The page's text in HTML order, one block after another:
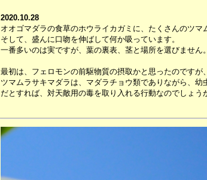
2020.10.28
オオゴマダラの食草のホウライカガミに、たくさんのツマ
そして、盛んに口吻を伸ばして何か吸っています。
一番多いのは実ですが、葉の裏表、茎と場所を選びません。
最初は、フェロモンの前駆物質の摂取かと思ったのですが
ツマムラサキマダラは、マダラチョウ類でありながら、幼
だとすれば、対天敵用の毒を取り入れる行動なのでしょう